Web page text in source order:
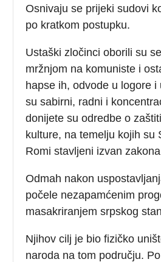
Osnivaju se prijeki sudovi
po kratkom postupku.
Ustaški zločinci oborili su
mržnjom na komuniste i
hapse ih, odvode u logore i
su sabirni, radni i
donijete su odredbe o
kulture, na temelju kojih su
Romi stavljeni izvan
Odmah nakon
počele nezapamćenim
masakriranjem srpskog
Njihov cilj je bio fizičko
naroda na tom području.